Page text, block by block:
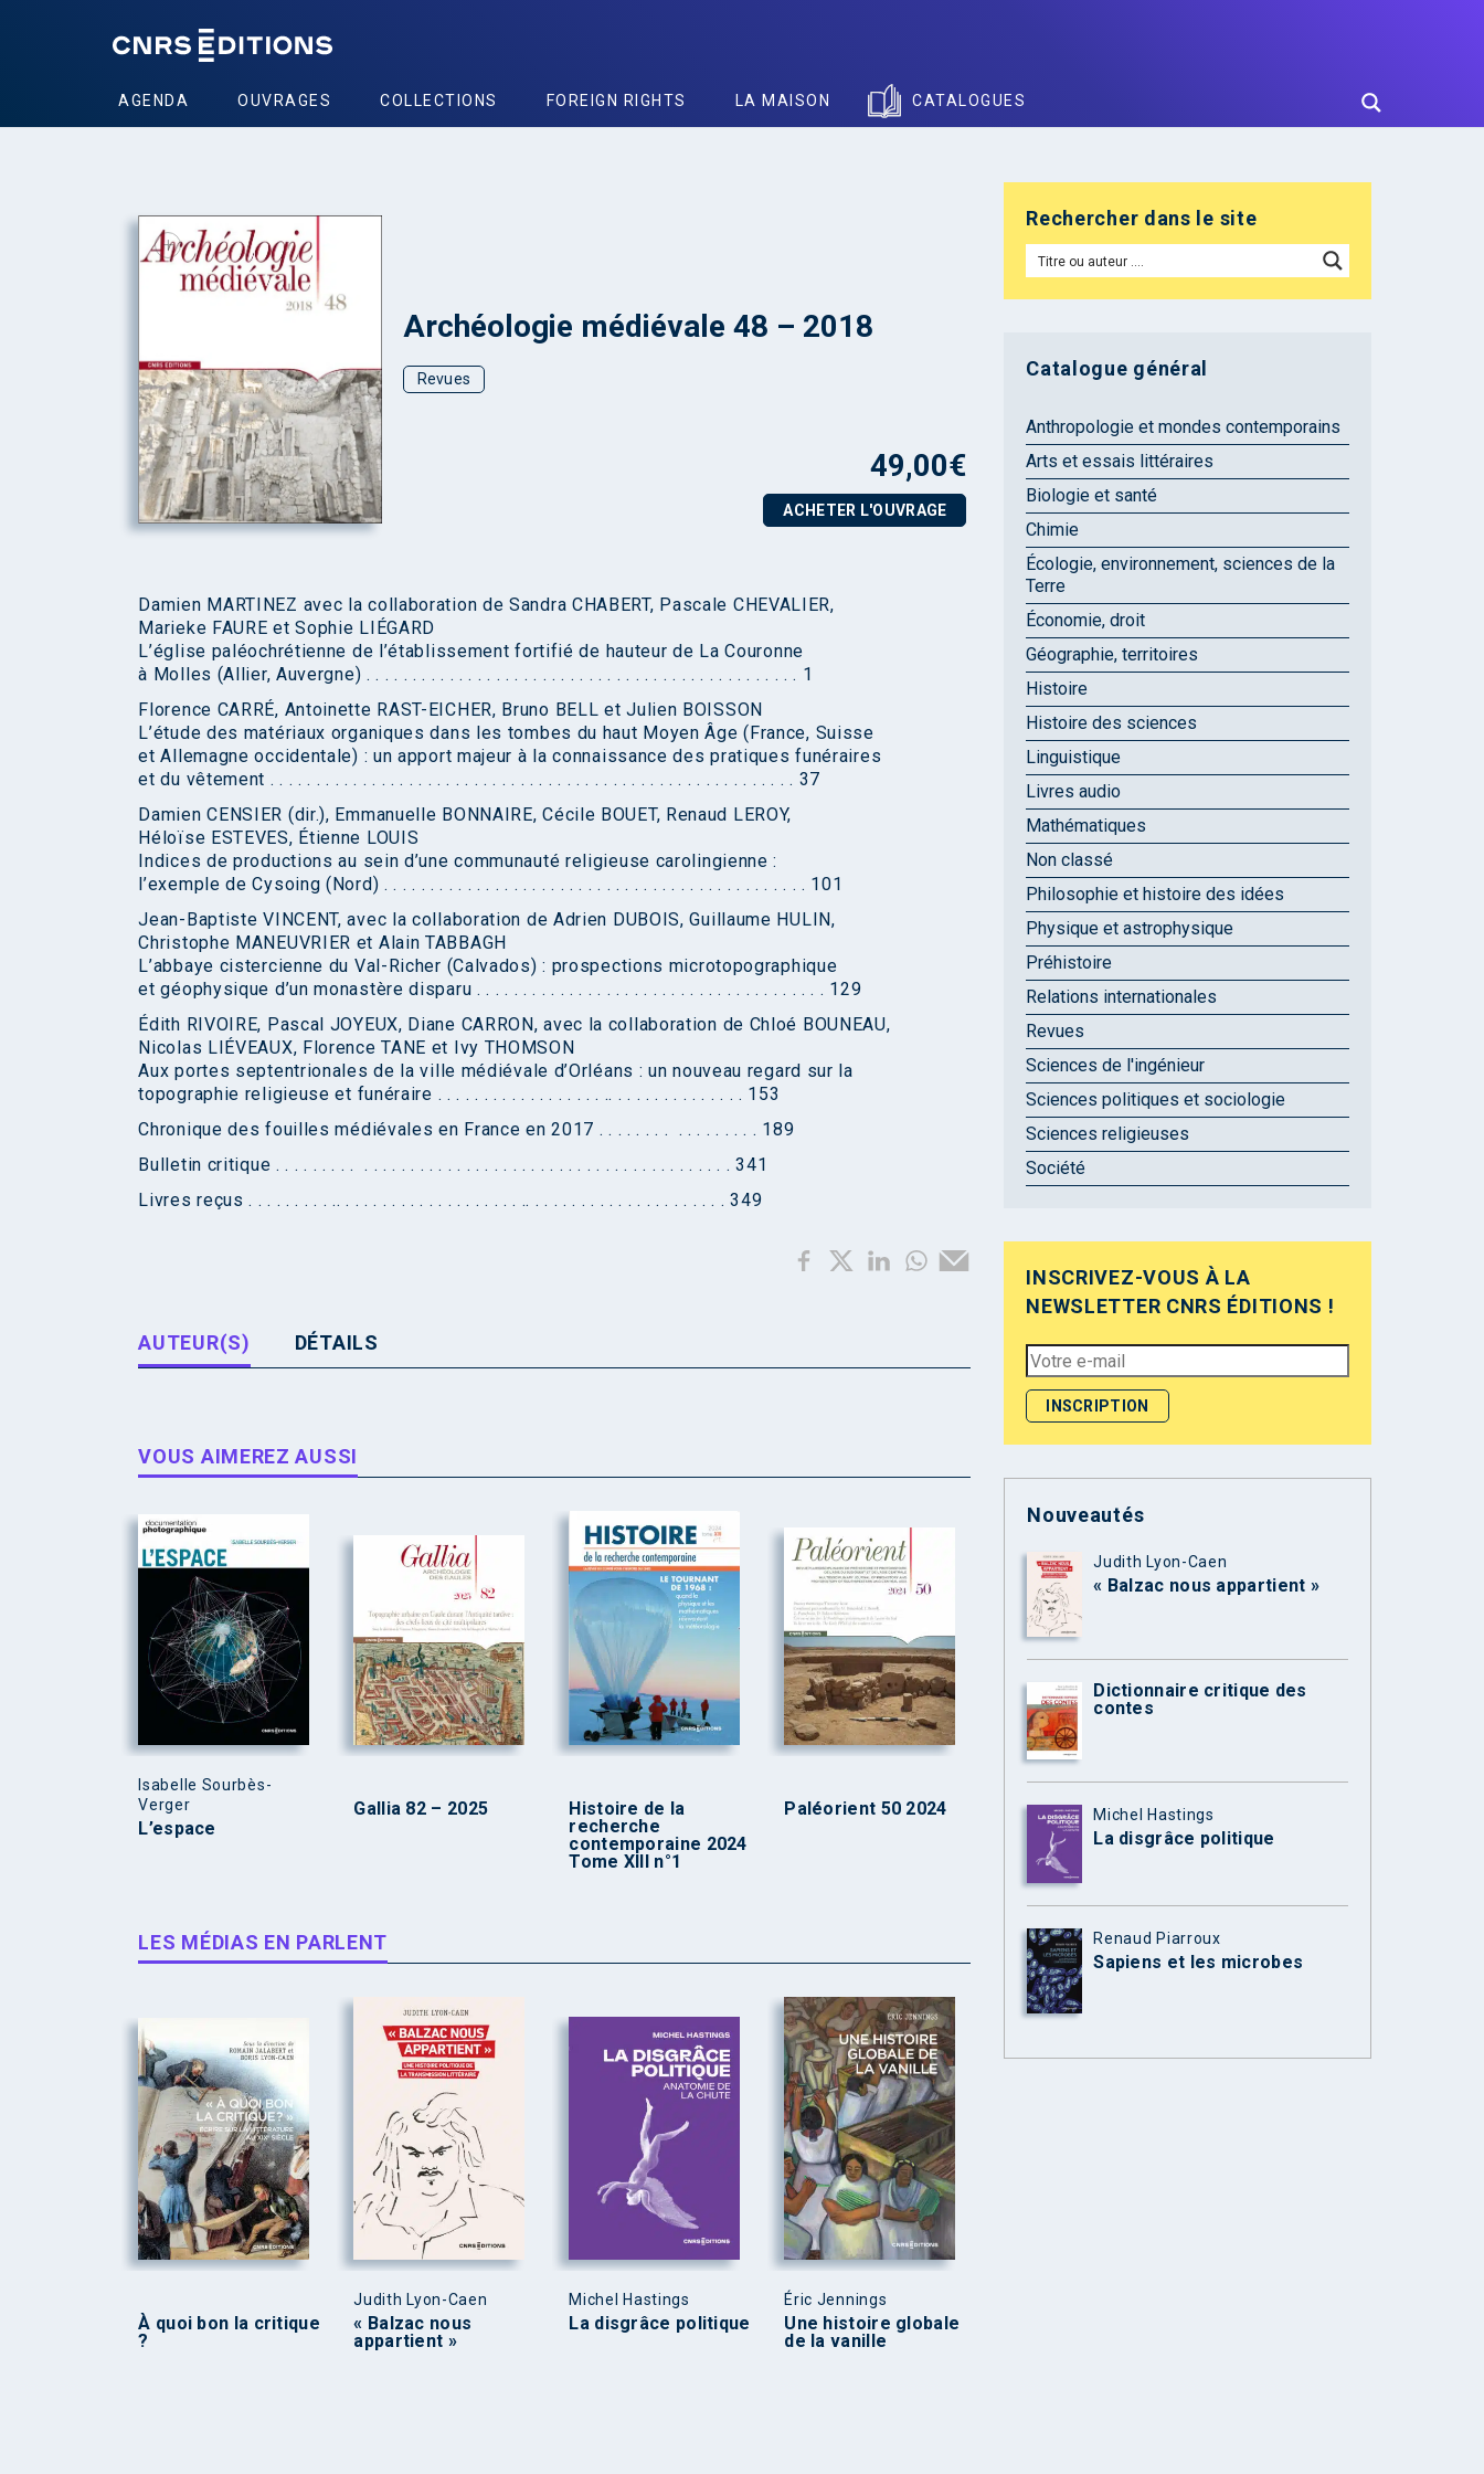
AGENDA OUVRAGES COLLECTIONS FOREIGN RIGHTS LA MAISON CATALOGUES
+
Archéologie médiévale 48 – 2018
Revues
49,00€
ACHETER L'OUVRAGE
Damien MARTINEZ avec la collaboration de Sandra CHABERT, Pascale CHEVALIER,
Marieke FAURE et Sophie LIÉGARD
L’église paléochrétienne de l’établissement fortifié de hauteur de La Couronne
à Molles (Allier, Auvergne) . . . . . . . . . . . . . . . . . . . . . . . . . . . . . . . . . . . . . . . . . . . . . . . 1
Florence CARRÉ, Antoinette RAST-EICHER, Bruno BELL et Julien BOISSON
L’étude des matériaux organiques dans les tombes du haut Moyen Âge (France, Suisse
et Allemagne occidentale) : un apport majeur à la connaissance des pratiques funéraires
et du vêtement . . . . . . . . . . . . . . . . . . . . . . . . . . . . . . . . . . . . . . . . . . . . . . . . . . . . . . . . . 37
Damien CENSIER (dir.), Emmanuelle BONNAIRE, Cécile BOUET, Renaud LEROY,
Héloïse ESTEVES, Étienne LOUIS
Indices de productions au sein d’une communauté religieuse carolingienne :
l’exemple de Cysoing (Nord) . . . . . . . . . . . . . . . . . . . . . . . . . . . . . . . . . . . . . . . . . . . . . . 101
Jean-Baptiste VINCENT, avec la collaboration de Adrien DUBOIS, Guillaume HULIN,
Christophe MANEUVRIER et Alain TABBAGH
L’abbaye cistercienne du Val-Richer (Calvados) : prospections microtopographique
et géophysique d’un monastère disparu . . . . . . . . . . . . . . . . . . . . . . . . . . . . . . . . . . . . . . 129
Édith RIVOIRE, Pascal JOYEUX, Diane CARRON, avec la collaboration de Chloé BOUNEAU,
Nicolas LIÉVEAUX, Florence TANE et Ivy THOMSON
Aux portes septentrionales de la ville médiévale d’Orléans : un nouveau regard sur la
topographie religieuse et funéraire . . . . . . . . . . . . . . . . . . .. . . . . . . . . . . . . . . 153
Chronique des fouilles médiévales en France en 2017 . . . . . . . . . . . . . . . . . 189
Bulletin critique . . . . . . . . . . . . . . . . . . . . . . . . . . . . . . . . . . . . . . . . . . . . . . . . . 341
Livres reçus . . . . . . . . . .. . . . . . . . . . . . . . . . . . . . .. . . . . . . . . . . . . . . . . . . . . . 349
AUTEUR(S) DÉTAILS
VOUS AIMEREZ AUSSI
Isabelle Sourbès-
Verger
L’espace
Gallia 82 – 2025
Histoire de la
recherche
contemporaine 2024
Tome XIII n°1
Paléorient 50 2024
LES MÉDIAS EN PARLENT
À quoi bon la critique
?
Judith Lyon-Caen
« Balzac nous
appartient »
Michel Hastings
La disgrâce politique
Éric Jennings
Une histoire globale
de la vanille
Rechercher dans le site
Catalogue général
Anthropologie et mondes contemporains
Arts et essais littéraires
Biologie et santé
Chimie
Écologie, environnement, sciences de la
Terre
Économie, droit
Géographie, territoires
Histoire
Histoire des sciences
Linguistique
Livres audio
Mathématiques
Non classé
Philosophie et histoire des idées
Physique et astrophysique
Préhistoire
Relations internationales
Revues
Sciences de l'ingénieur
Sciences politiques et sociologie
Sciences religieuses
Société
INSCRIVEZ-VOUS À LA
NEWSLETTER CNRS ÉDITIONS !
Nouveautés
Judith Lyon-Caen
« Balzac nous appartient »
Dictionnaire critique des
contes
Michel Hastings
La disgrâce politique
Renaud Piarroux
Sapiens et les microbes